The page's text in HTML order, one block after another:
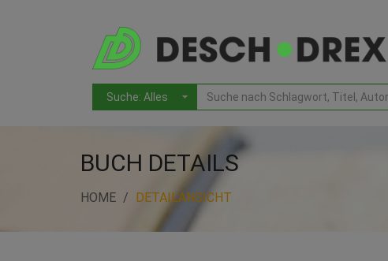
BUCH DETAILS
HOME DETAILANSICHT